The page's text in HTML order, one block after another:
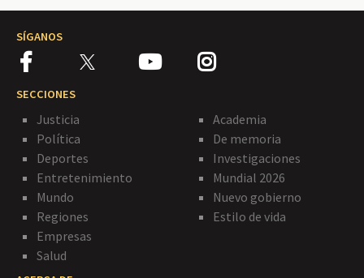
SÍGANOS
SECCIONES
Justicia
Política
Deportes
Entretenimiento
Mundo
Regiones
Empresas
Salud
Academia
De memoria
Investigaciones
Mundial 2026
Nuevo gobierno
Estilo de vida